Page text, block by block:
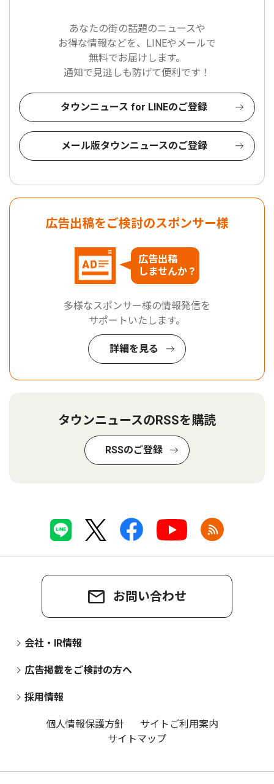
あなたの街の話題のニュースや
お得な情報などを、LINEやメールで
無料でお届けします。
通知で見逃しも防げて便利です！
タウンニュース for LINEのご登録
メール版タウンニュースのご登録
広告出稿をご検討のスポンサー様
広告出稿
しませんか？
多様なスポンサー様の情報発信を
サポートいたします。
詳細を見る
タウンニュースのRSSを購読
RSSのご登録
お問い合わせ
会社・IR情報
広告掲載をご検討の方へ
採用情報
個人情報保護方針
サイトご利用案内
サイトマップ